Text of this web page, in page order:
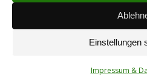
Einstellungen
Impressum &
Vereinsspielplan
Übersicht der